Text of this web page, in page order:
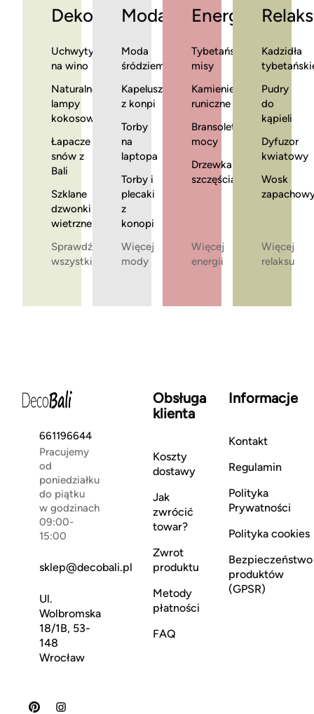
Dekoracje
Uchwyty
na wino
Naturalne
lampy
kokosowe
Łapacze
snów z
Bali
Szklane
dzwonki
wietrzne
Sprawdź
wszystkie
Moda
Moda
śródziemnomorska
Kapelusze
z konpi
Torby
na
laptopa
Torby i
plecaki
z
konopi
Więcej
mody
Energia
Tybetańskie
misy
Kamienie
runiczne
Bransoletki
mocy
Drzewka
szczęścia
Więcej
energii
Relaks
Kadzidła
Pudry
do
kąpieli
Dyfuzor
kwiatowy
Wosk
Więcej
relaksu
661196644
Pracujemy
od
poniedziałku
do piątku
w godzinach
09:00-
15:00
sklep@decobali.pl
Ul.
Wolbromska
18/1B, 53-
148
Wrocław
Obsługa
klienta
Koszty
dostawy
Jak
zwrócić
towar?
Zwrot
produktu
Metody
płatności
FAQ
Informacje
Kontakt
Regulamin
Polityka
Prywatności
Polityka cookies
Bezpieczeństwo
produktów
(GPSR)